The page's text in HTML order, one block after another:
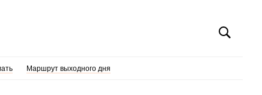
Маршрут выходного дня